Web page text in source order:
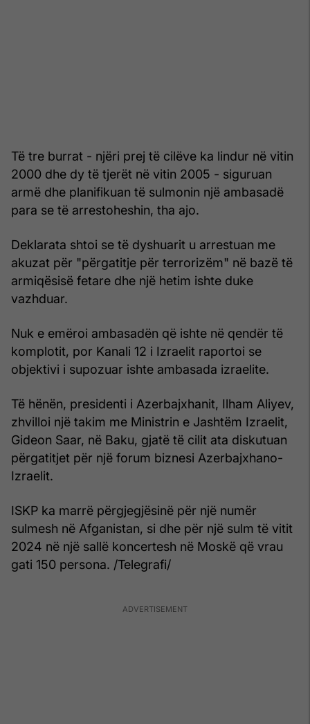
Të tre burrat - njëri prej të cilëve ka lindur në vitin
2000 dhe dy të tjerët në vitin 2005 - siguruan
armë dhe planifikuan të sulmonin një ambasadë
para se të arrestoheshin, tha ajo.
Deklarata shtoi se të dyshuarit u arrestuan me
akuzat për "përgatitje për terrorizëm" në bazë të
armiqësisë fetare dhe një hetim ishte duke
vazhduar.
Nuk e emëroi ambasadën që ishte në qendër të
komplotit, por Kanali 12 i Izraelit raportoi se
objektivi i supozuar ishte ambasada izraelite.
Të hënën, presidenti i Azerbajxhanit, Ilham Aliyev,
zhvilloi një takim me Ministrin e Jashtëm Izraelit,
Gideon Saar, në Baku, gjatë të cilit ata diskutuan
përgatitjet për një forum biznesi Azerbajxhano-
Izraelit.
ISKP ka marrë përgjegjësinë për një numër
sulmesh në Afganistan, si dhe për një sulm të vitit
2024 në një sallë koncertesh në Moskë që vrau
gati 150 persona. /Telegrafi/